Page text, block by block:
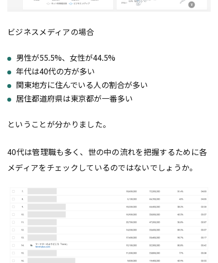
ビジネスメディアの場合
男性が55.5%、女性が44.5%
年代は40代の方が多い
関東地方に住んでいる人の割合が多い
居住都道府県は東京都が一番多い
ということが分かりました。
40代は管理職も多く、世の中の流れを把握するために各
メディアをチェックしているのではないでしょうか。